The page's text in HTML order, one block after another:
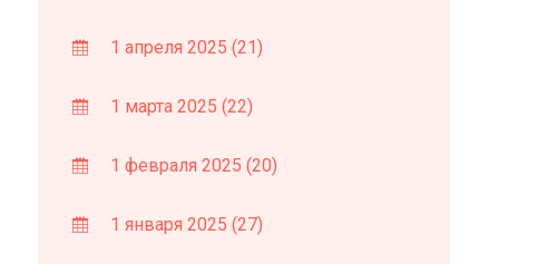
1 апреля 2025 (21)
1 марта 2025 (22)
1 февраля 2025 (20)
1 января 2025 (27)